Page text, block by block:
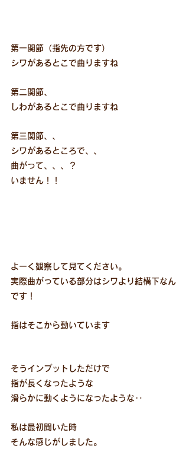
第一関節（指先の方です）
シワがあるとこで曲りますね
第二関節、
しわがあるとこで曲りますね
第三関節、、
シワがあるところで、、
曲がって、、、？
いません！！
よーく観察して見てください。
実際曲がっている部分はシワより結構下なん
です！
指はそこから動いています
そうインプットしただけで
指が長くなったような
滑らかに動くようになったような‥
私は最初聞いた時
そんな感じがしました。